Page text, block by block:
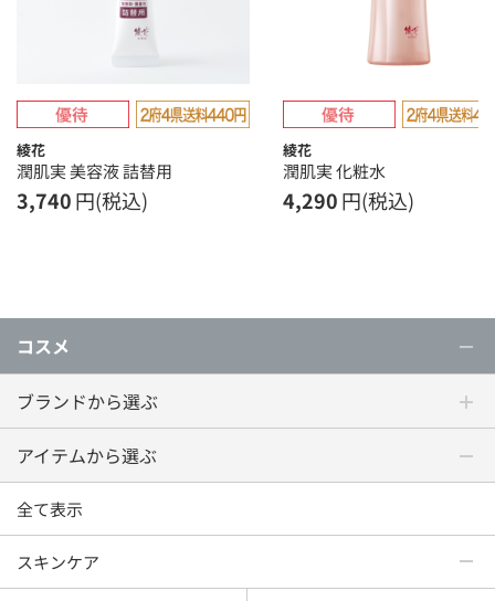
綾花
潤肌実 美容液 詰替用
3,740円(税込)
綾花
潤肌実 化粧水
4,290円(税込)
コスメ
ブランドから選ぶ
アイテムから選ぶ
全て表示
スキンケア